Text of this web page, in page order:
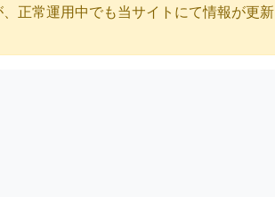
正常運用中でも当サイトにて情報が更新